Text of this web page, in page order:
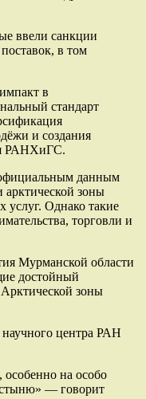
ввели санкции
в том
в
стандарт
и создания
РАНХиГС.
официальным данным
арктической зоны
услуг. Однако такие
торговли и
Мурманской области
достойный
зоны
научного центра РАН
особенно на особо
— говорит